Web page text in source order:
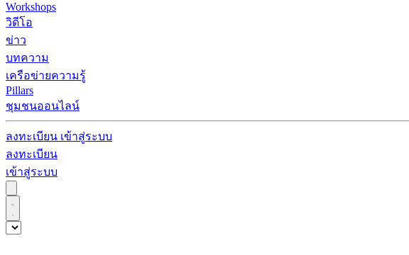
Workshops
วิดีโอ
ข่าว
บทความ
เครือข่ายความรู้
Pillars
ชุมชนออนไลน์
ลงทะเบียน เข้าสู่ระบบ
ลงทะเบียน
เข้าสู่ระบบ